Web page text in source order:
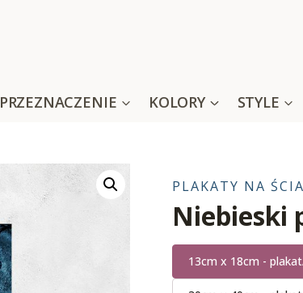
PRZEZNACZENIE KOLORY STYLE
PLAKATY NA
Niebieski
13cm x 18cm -